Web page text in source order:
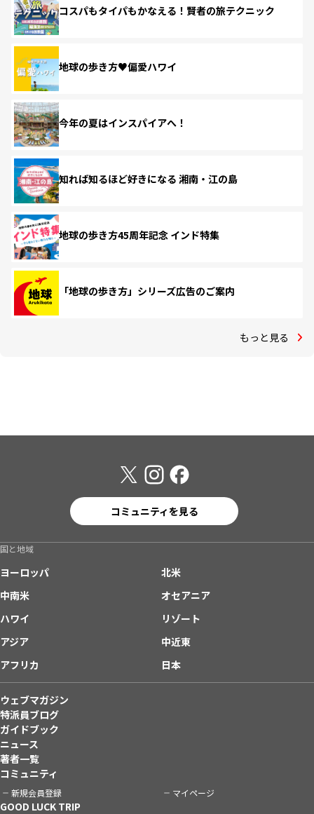
コスパもタイパもかなえる！賢者の旅テクニック
地球の歩き方♥偏愛ハワイ
今年の夏はインスパイアへ！
知れば知るほど好きになる 湘南・江の島
地球の歩き方45周年記念 インド特集
「地球の歩き方」シリーズ広告のご案内
もっと見る
コミュニティを見る
国と地域
ヨーロッパ
北米
中南米
オセアニア
ハワイ
リゾート
アジア
中近東
アフリカ
日本
ウェブマガジン
特派員ブログ
ガイドブック
ニュース
著者一覧
コミュニティ
新規会員登録 マイページ
GOOD LUCK TRIP